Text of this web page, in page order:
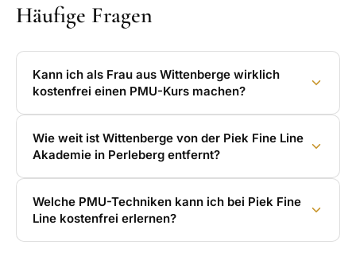
Häufige Fragen
Kann ich als Frau aus Wittenberge wirklich
kostenfrei einen PMU-Kurs machen?
Wie weit ist Wittenberge von der Piek Fine Line
Akademie in Perleberg entfernt?
Welche PMU-Techniken kann ich bei Piek Fine
Line kostenfrei erlernen?